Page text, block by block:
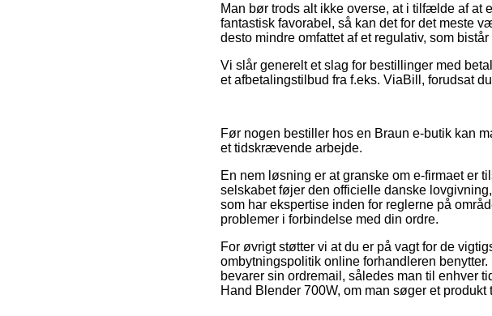
Man bør trods alt ikke overse, at i tilfælde af at
fantastisk favorabel, så kan det for det meste
desto mindre omfattet af et regulativ, som
Vi slår generelt et slag for bestillinger med
et afbetalingstilbud fra f.eks. ViaBill, forudsat
Før nogen bestiller hos en Braun e-butik kan
et tidskrævende arbejde.
En nem løsning er at granske om e-firmaet er
selskabet føjer den officielle danske
som har ekspertise inden for reglerne på
problemer i forbindelse med din ordre.
For øvrigt støtter vi at du er på vagt for de
ombytningspolitik online forhandleren
bevarer sin ordremail, således man til enhver
Hand Blender 700W, om man søger et